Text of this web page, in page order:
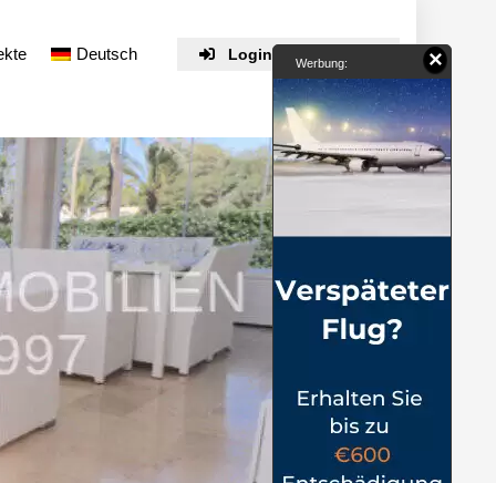
Login / Registrieren
Deutsch Werbung: ×